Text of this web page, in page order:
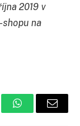
2019 v
na
WhatsApp
E-